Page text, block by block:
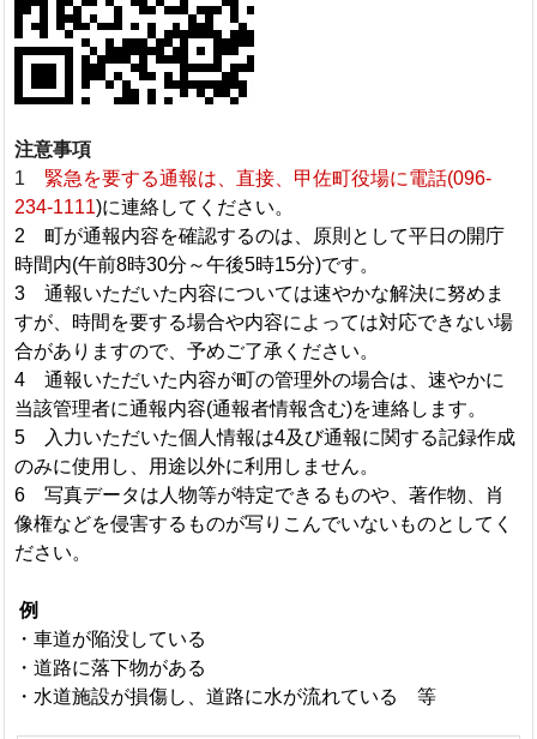
注意事項
1 緊急を要する通報は、直接、甲佐町役場に電話(096-
234-1111)に連絡してください。
2 町が通報内容を確認するのは、原則として平日の開庁
時間内(午前8時30分～午後5時15分)です。
3 通報いただいた内容については速やかな解決に努めま
すが、時間を要する場合や内容によっては対応できない場
合がありますので、予めご了承ください。
4 通報いただいた内容が町の管理外の場合は、速やかに
当該管理者に通報内容(通報者情報含む)を連絡します。
5 入力いただいた個人情報は4及び通報に関する記録作成
のみに使用し、用途以外に利用しません。
6 写真データは人物等が特定できるものや、著作物、肖
像権などを侵害するものが写りこんでいないものとしてく
ださい。
例
・車道が陥没している
・道路に落下物がある
・水道施設が損傷し、道路に水が流れている 等